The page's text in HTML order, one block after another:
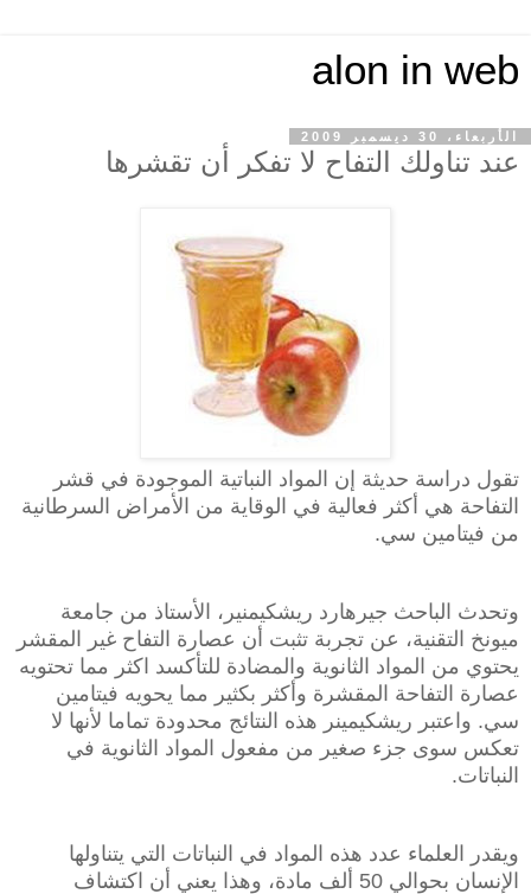
alon in web
الأربعاء، 30 ديسمبر 2009
عند تناولك التفاح لا تفكر أن تقشرها
تقول دراسة حديثة إن المواد النباتية الموجودة في قشر
التفاحة هي أكثر فعالية في الوقاية من الأمراض السرطانية
من فيتامين سي.
وتحدث الباحث جيرهارد ريشكيمنير، الأستاذ من جامعة
ميونخ التقنية، عن تجربة تثبت أن عصارة التفاح غير المقشر
يحتوي من المواد الثانوية والمضادة للتأكسد اكثر مما تحتويه
عصارة التفاحة المقشرة وأكثر بكثير مما يحويه فيتامين
سي. واعتبر ريشكيمينر هذه النتائج محدودة تماما لأنها لا
تعكس سوى جزء صغير من مفعول المواد الثانوية في
النباتات.
ويقدر العلماء عدد هذه المواد في النباتات التي يتناولها
الإنسان بحوالي 50 ألف مادة، وهذا يعني أن اكتشاف